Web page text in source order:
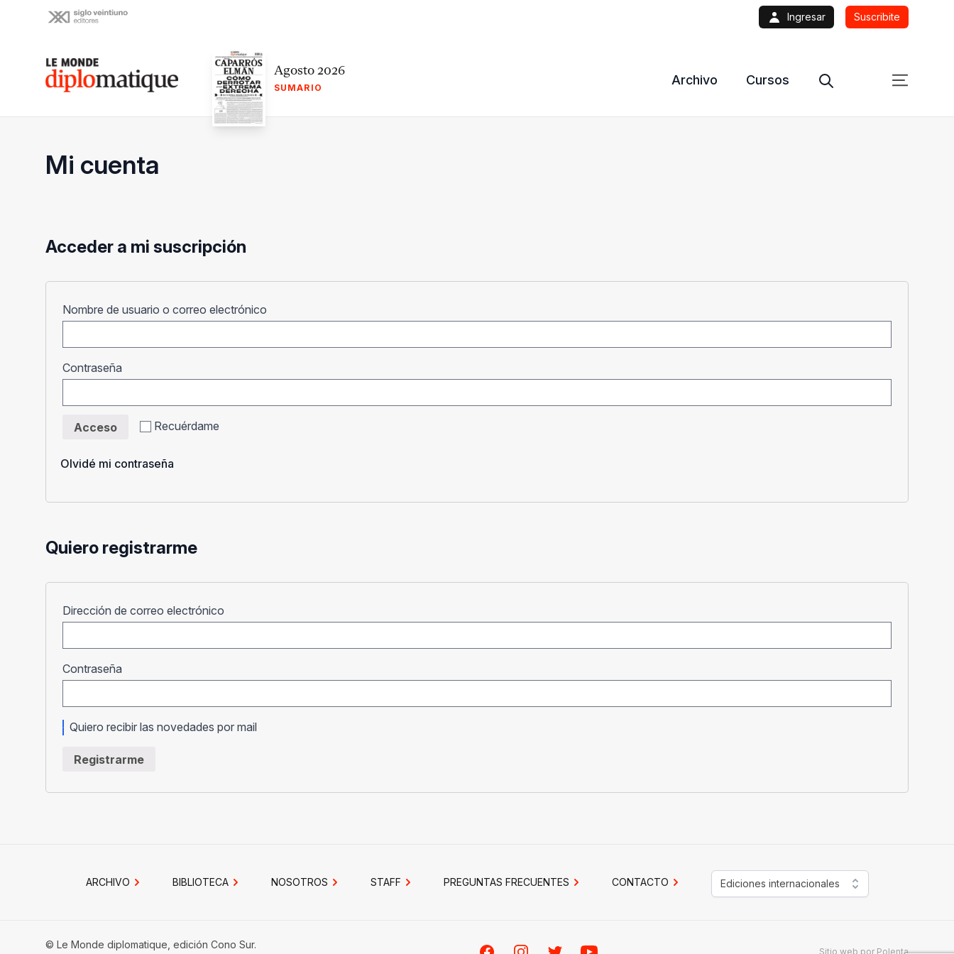
Ingresar Suscribite
Le monde diplomatique Agosto 2026
SUMARIO
Archivo Cursos
Mi cuenta
Acceder a mi suscripción
Nombre de usuario o correo electrónico
Contraseña
Recuérdame
Acceso
Olvidé mi contraseña
Quiero registrarme
Dirección de correo electrónico
Contraseña
Quiero recibir las novedades por mail
Registrarme
ARCHIVO BIBLIOTECA NOSOTROS STAFF PREGUNTAS FRECUENTES CONTACTO Ediciones internacionales
© Le Monde diplomatique, edición Cono Sur.
Sitio web por Polenta